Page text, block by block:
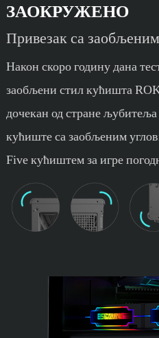
ЗАОКРУЖЕНО
Привезак са
Након скоро годину дана
заобљени стил кућишта
дочекан од стране
кућиште са заобљеним
Five кућиштем за игре